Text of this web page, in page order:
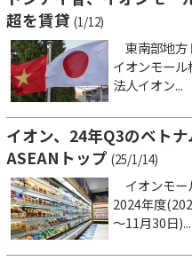
超を賃貸 (1/12)
東南部地方
イオンモー
法人イオン...
イオン、24年Q3のベト
ASEANトップ (25/1/14)
イオンモー
2024年度
～11月30日)...